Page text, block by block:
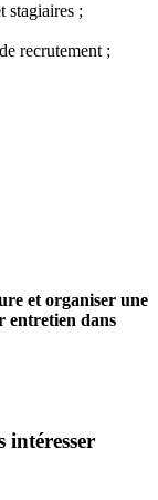
stagiaires ;
recrutement ;
et organiser une
entretien dans
intéresser